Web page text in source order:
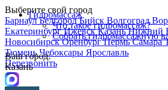
Выберите свой город
БарнаулБелгородБийск Волгоград
ЕкатеринбургИжевскКазаньНижний
НовосибирскОренбургПермьСамара
ТюменьЧебоксары Ярославль
Перезвонить
Гидромассаж
Что такое гидромассаж?
Собрать гидромассажную
Ваш город:
Казань